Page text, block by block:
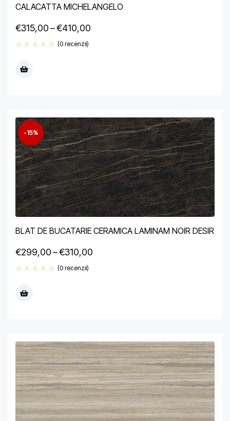
CALACATTA MICHELANGELO
€315,00–€410,00
(0 recenzii)
-15%
BLAT DE BUCATARIE CERAMICA LAMINAM NOIR DESIR
€299,00–€310,00
(0 recenzii)